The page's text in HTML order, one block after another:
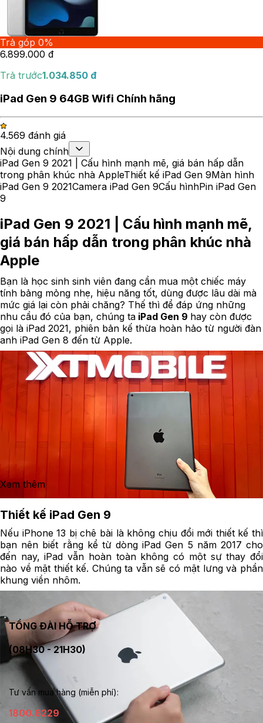
Trả góp 0%
6.899.000 đ
Trả trước1.034.850 đ
iPad Gen 9 64GB Wifi Chính hãng
4.569 đánh giá
Nội dung chính
iPad Gen 9 2021 | Cấu hình mạnh mẽ, giá bán hấp dẫn
trong phân khúc nhà AppleThiết kế iPad Gen 9Màn hình
iPad Gen 9 2021Camera iPad Gen 9Cấu hìnhPin iPad Gen
9
iPad Gen 9 2021 | Cấu hình mạnh mẽ,
giá bán hấp dẫn trong phân khúc nhà
Apple
Bạn là học sinh sinh viên đang cần mua một chiếc máy
tính bảng mỏng nhẹ, hiệu năng tốt, dùng được lâu dài mà
mức giá lại còn phải chăng? Thế thì để đáp ứng những
nhu cầu đó của bạn, chúng ta iPad Gen 9 hay còn được
gọi là iPad 2021, phiên bản kế thừa hoàn hảo từ người đàn
anh iPad Gen 8 đến từ Apple.
Thiết kế iPad Gen 9
Nếu iPhone 13 bị chê bài là không chịu đổi mới thiết kế thì
bạn nên biết rằng kể từ dòng iPad Gen 5 năm 2017 cho
đến nay, iPad vẫn hoàn toàn không có một sự thay đổi
nào về mặt thiết kế. Chúng ta vẫn sẽ có mặt lưng và phần
khung viền nhôm.
Xem thêm
TỔNG ĐÀI HỖ TRỢ
(08H30 - 21H30)
Tư vấn mua hàng (miễn phí):
1800.6229